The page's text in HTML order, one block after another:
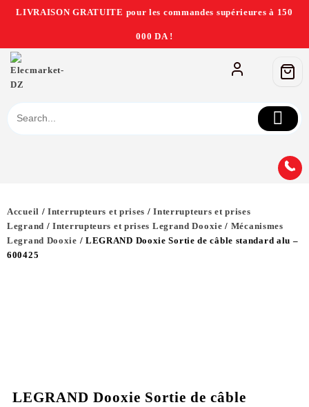
LIVRAISON GRATUITE pour les commandes supérieures à 150
000 DA !
Accueil /Interrupteurs et prises /Interrupteurs et prises
Legrand /Interrupteurs et prises Legrand Dooxie / Mécanismes
Legrand Dooxie / LEGRAND Dooxie Sortie de câble standard alu –
600425
LEGRAND Dooxie Sortie de câble